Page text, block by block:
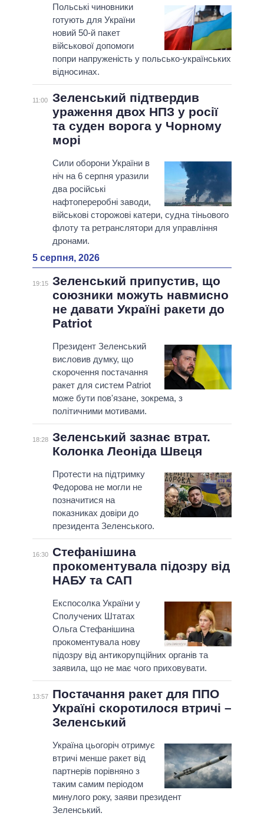
Польські чиновники
готують для України
новий 50-й пакет
військової допомоги
попри напруженість у польсько-українських
відносинах.
11:00
Зеленський підтвердив
ураження двох НПЗ у росії
та суден ворога у Чорному
морі
Сили оборони України в
ніч на 6 серпня уразили
два російські
нафтопереробні заводи,
військові сторожові катери, судна тіньового
флоту та ретранслятори для управління
дронами.
5 серпня, 2026
19:15 Зеленський припустив, що
союзники можуть навмисно
не давати Україні ракети до
Patriot
Президент Зеленський
висловив думку, що
скорочення постачання
ракет для систем Patriot
може бути пов'язане, зокрема, з
політичними мотивами.
18:28 Зеленський зазнає втрат.
Колонка Леоніда Швеця
Протести на підтримку
Федорова не могли не
позначитися на
показниках довіри до
президента Зеленського.
16:30 Стефанішина
прокоментувала підозру від
НАБУ та САП
Експосолка України у
Сполучених Штатах
Ольга Стефанішина
прокоментувала нову
підозру від антикорупційних органів та
заявила, що не має чого приховувати.
13:57
Постачання ракет для ППО
Україні скоротилося втричі –
Зеленський
Україна цьогоріч отримує
втричі менше ракет від
партнерів порівняно з
таким самим періодом
минулого року, заяви президент
Зеленський.